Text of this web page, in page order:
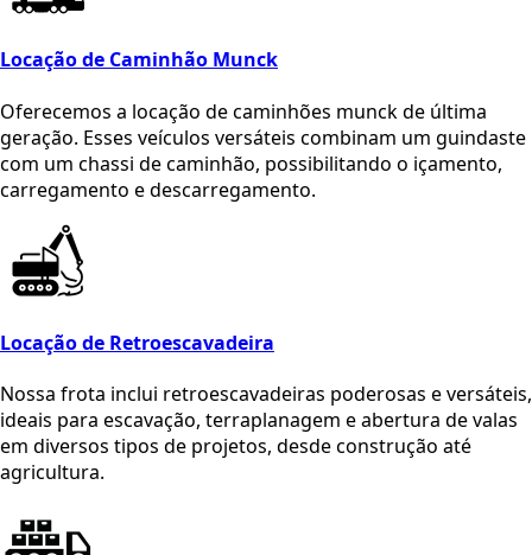
Locação de Caminhão Munck
Oferecemos a locação de caminhões munck de última
geração. Esses veículos versáteis combinam um guindaste
com um chassi de caminhão, possibilitando o içamento,
carregamento e descarregamento.
Locação de Retroescavadeira
Nossa frota inclui retroescavadeiras poderosas e versáteis,
ideais para escavação, terraplanagem e abertura de valas
em diversos tipos de projetos, desde construção até
agricultura.